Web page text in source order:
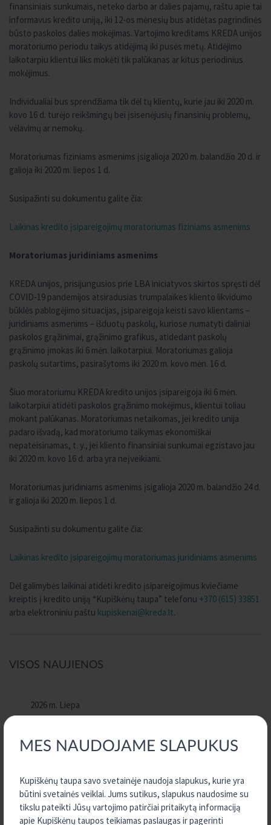
MES NAUDOJAME SLAPUKUS
Kupiškėnų taupa savo svetainėje naudoja slapukus, kurie yra
būtini svetainės veiklai. Jums sutikus, slapukus naudosime su
tikslu pateikti Jūsų vartojimo patirčiai pritaikytą informaciją
apie Kupiškėnų taupos teikiamas paslaugas ir pagerinti
finansiniais sunkumais, neteko darbo ar dalies pajamų, raštu apie tai
informavus kredito uniją, iki 12-os mėnesių bus atidėtas pagrindinės
būsto paskolos dalies mokėjimas. Vartojimo kreditams KREDA unijos
moratoriumo periodu taikys atidėjimą iki pusės metų. Atidėjimo
laikotarpiu klientui liks mokėti tik palūkanas ar kitus periodinius
mokėjimus.
Individualiai bus sprendžiama tik dėl tų klientų, kurie jau iki 2020 m.
kovo 16 d. turėjo reikšmingų bei įsisenėjusių finansinių problemų,
vėlavimų ar nemokų.
Moratoriumas fiziniams asmenims įsigalioja 2020 m. balandžio 20 d. ir
galioja iki 2020 m. liepos 1 d.
Susipažinti su dokumentu galite čia:
Laikinas kredito įsipareigojimų moratoriumas fiziniams asmenims
Moratoriumas juridiniams asmenims
KREDA unijos, prisijungusios prie LBA iniciatyvos skirtos spręsti dėl
COVID-19 pandemijos atsiradusias trumpalaikes kliento likvidumo
būklės pablogėjimo situacijas, įsipareigoja keisti savo klientams –
juridiniams asmenims – išduotų paskolų, kuriose numatyti daliniai
paskolos grąžinimai, grąžinimo grafikus, atidedant paskolų
grąžinimo įmokas iki 6 mėn. laikotarpiui. Moratoriumas galioja
paskolų sutartims, pasirašytoms iki 2020 m. kovo mėn. 16 d.
Šiuo moratoriumu KREDA kredito unijos įsipareigoja iki 6 mėn.
laikotarpiui atidėti paskolos grąžinimo mokėjimus, klientui toliau
mokant palūkanas. Moratoriumas netaikomas, jei kredito unija
padaro išvadą, kad moratoriumo taikymas ekonomiškai
nepateisinamas, t. y., jei kliento finansiniai sunkumai egzistavo jau
iki 2020 m. kovo 16 d. arba yra neįveikiami.
Moratoriumas juridiniams asmenims įsigalioja 2020 m. balandžio 24 d.
ir galioja iki 2020 m. liepos 1 d.
Susipažinti su dokumentu galite čia:
Laikinas kredito įsipareigojimų moratoriumas juridiniams asmenims
Dėl galimybės laikinai atidėti kredito įsipareigojimus kviečiame
kreiptis į kredito uniją “Kupiškėnų taupa” telefonu +370 (615) 33851
arba elektroniniu paštu kupiskenai@kreda.lt.
VISOS NAUJIENOS
2026 m. Liepa
2026 m. Balandis
2026 m. Sausis
2025 m. Gruodis
2025 m. Lapkritis